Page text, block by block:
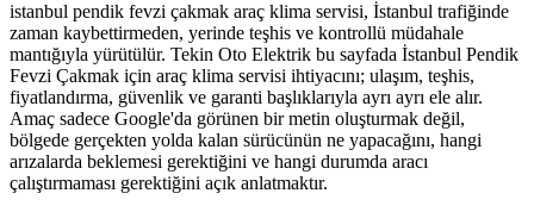
istanbul pendik fevzi çakmak araç klima servisi, İstanbul trafiğinde
zaman kaybettirmeden, yerinde teşhis ve kontrollü müdahale
mantığıyla yürütülür. Tekin Oto Elektrik bu sayfada İstanbul Pendik
Fevzi Çakmak için araç klima servisi ihtiyacını; ulaşım, teşhis,
fiyatlandırma, güvenlik ve garanti başlıklarıyla ayrı ayrı ele alır.
Amaç sadece Google'da görünen bir metin oluşturmak değil,
bölgede gerçekten yolda kalan sürücünün ne yapacağını, hangi
arızalarda beklemesi gerektiğini ve hangi durumda aracı
çalıştırmaması gerektiğini açık anlatmaktır.